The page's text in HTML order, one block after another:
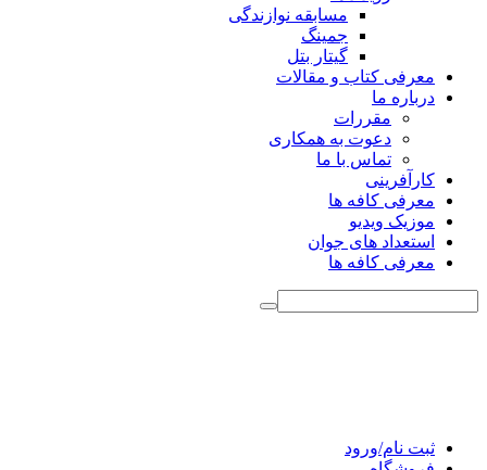
مسابقه نوازندگی
جمینگ
گیتار بتل
معرفی کتاب و مقالات
درباره ما
مقررات
دعوت به همکاری
تماس با ما
کارآفرینی
معرفی کافه ها
موزیک ویدیو
استعداد های جوان
معرفی کافه ها
ثبت نام/ورود